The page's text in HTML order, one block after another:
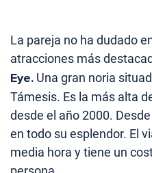
La pareja no ha dudado
atracciones más
Eye. Una gran noria
Támesis. Es la más alta
desde el año 2000.
en todo su esplendor. El
media hora y tiene un